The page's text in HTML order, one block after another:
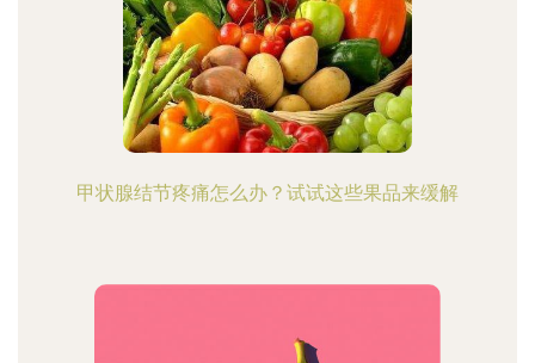
甲状腺结节疼痛怎么办？试试这些果品来缓解